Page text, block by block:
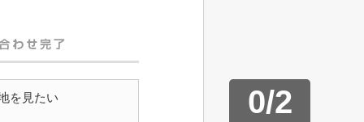
0/2
を見たい